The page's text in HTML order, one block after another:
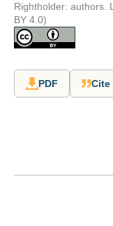
Rightholder: authors.
BY 4.0)
PDF Cite